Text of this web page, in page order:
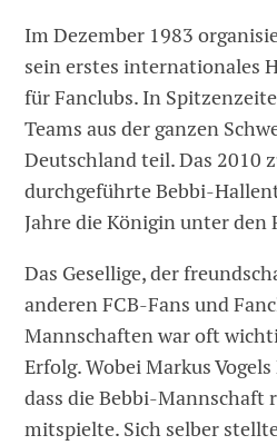
Im Dezember 1983
sein erstes internationales
für Fanclubs. In
Teams aus der ganzen
Deutschland teil. Das 2010
durchgeführte Bebbi-
Jahre die Königin unter den
Das Gesellige, der
anderen FCB-Fans und
Mannschaften war oft
Erfolg. Wobei Markus
dass die Bebbi-Mannschaft
mitspielte. Sich selber